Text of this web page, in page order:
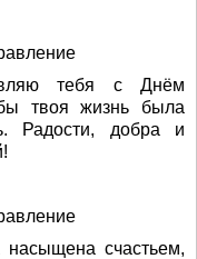
тебя с Днём
твоя жизнь была
Радости, добра и
счастьем,